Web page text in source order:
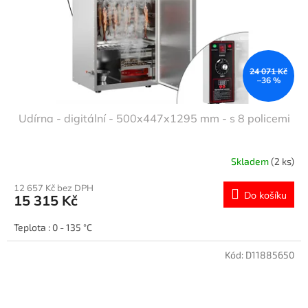
24 071 Kč
–36 %
Udírna - digitální - 500x447x1295 mm - s 8 policemi
Skladem(2 ks)
12 657 Kč bez DPH
15 315 Kč Do košíku
Teplota : 0 - 135 °C
Kód: D11885650